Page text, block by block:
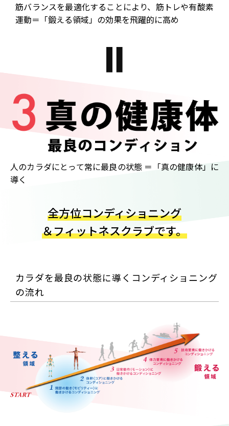
筋バランスを最適化することにより、 筋トレや有酸素
運動＝「鍛える領域」の効果を飛躍的に高め
人のカラダにとって常に最良の状態 ＝「真の健康体」に
導く
全方位コンディショニング
＆フィットネスクラブです。
カラダを最良の状態に導くコンディショニング
の流れ